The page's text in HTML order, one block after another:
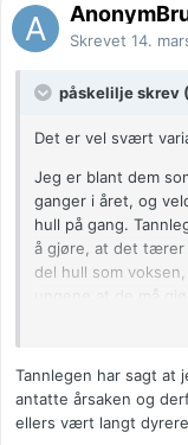
Skrevet 14.
påskelilje skrev
Det er vel svært
Jeg er blant dem
ganger i året, og
hull på gang.
å gjøre, at det tærer
del hull som
ungene at de må
fordi de har svært
Tannlegen har sagt at
antatte årsaken og
ellers vært langt